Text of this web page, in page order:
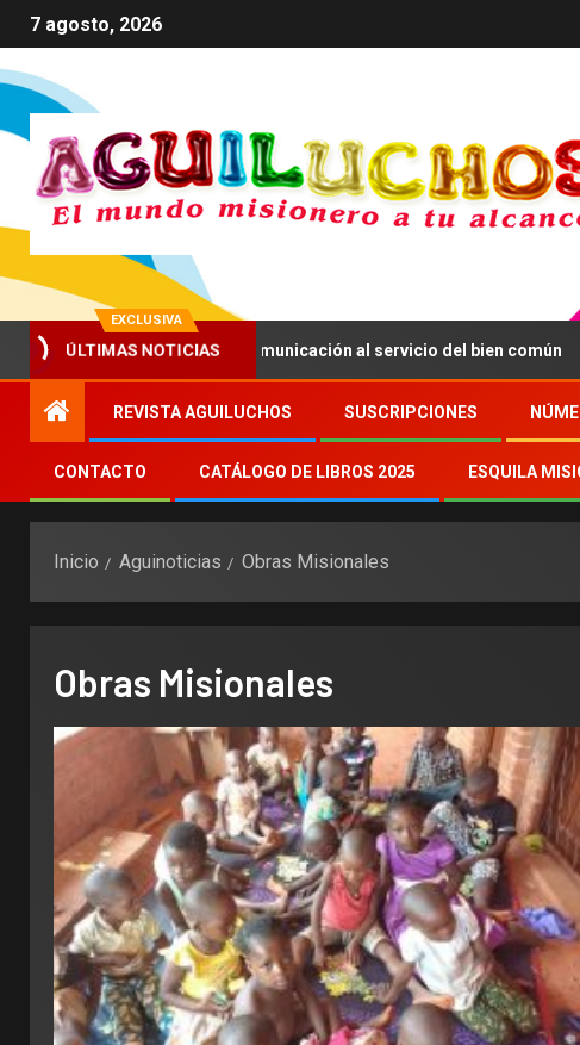
7 agosto, 2026
EXCLUSIVA
ÚLTIMAS NOTICIAS
anima a impulsar una comunicación al servicio del bien común
REVISTA AGUILUCHOS SUSCRIPCIONES
CONTACTO CATÁLOGO DE LIBROS 2025 ESQUILA
Inicio Aguinoticias Obras Misionales
Obras Misionales